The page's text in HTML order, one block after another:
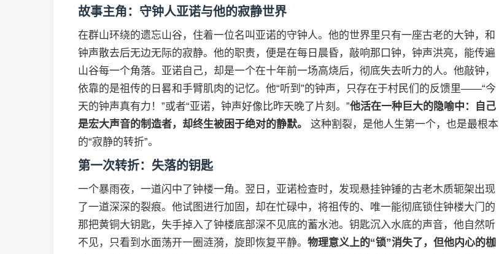
故事主角：守钟人亚诺与他的寂静世界
在群山环绕的遗忘山谷，住着一位名叫亚诺的守钟人。他的世界里只有一座古老的大钟，和
钟声散去后无边无际的寂静。他的职责，便是在每日晨昏，敲响那口钟，钟声洪亮，能传遍
山谷每一个角落。亚诺自己，却是一个在十年前一场高烧后，彻底失去听力的人。他敲钟，
依靠的是祖传的日晷和手臂肌肉的记忆。他“听到”的钟声，只存在于村民们的反馈里——“今
天的钟声真有力！”或者“亚诺，钟声好像比昨天晚了片刻。”他活在一种巨大的隐喻中：自己
是宏大声音的制造者，却终生被困于绝对的静默。
这种割裂，是他人生第一个，也是最根本
的“寂静的转折”。
第一次转折：失落的钥匙
一个暴雨夜，一道闪中了钟楼一角。翌日，亚诺检查时，发现悬挂钟锤的古老木质轭架出现
了一道深深的裂痕。他试图进行加固，却在忙碌中，将祖传的、唯一能彻底锁住钟楼大门的
那把黄铜大钥匙，失手掉入了钟楼底部深不见底的蓄水池。钥匙沉入水底的声音，他自然听
不见，只看到水面荡开一圈涟漪，旋即恢复平静。 物理意义上的“锁”消失了，但他内心的枷